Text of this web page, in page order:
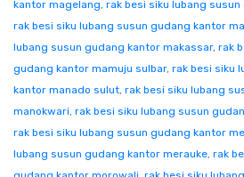
kantor magelang, rak besi siku lubang
rak besi siku lubang susun gudang kantor
lubang susun gudang kantor makassar, rak
gudang kantor mamuju sulbar, rak besi siku
kantor manado sulut, rak besi siku lubang
manokwari, rak besi siku lubang susun
rak besi siku lubang susun gudang kantor
lubang susun gudang kantor merauke, rak